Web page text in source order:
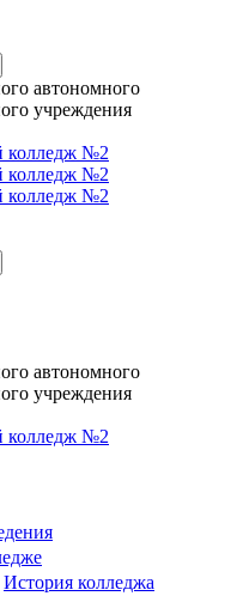
автономного
учреждения
колледж №2
колледж №2
колледж №2
автономного
учреждения
колледж №2
История колледжа